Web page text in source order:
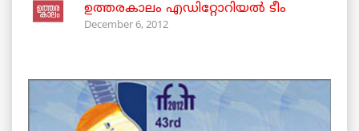
ഉത്തരകാലം എഡിറ്റോറിയല്‍ ടീം
December 6, 2012